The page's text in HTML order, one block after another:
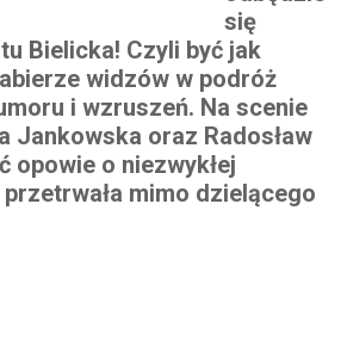
się
Bielicka! Czyli być jak
widzów w podróż
i wzruszeń. Na scenie
Jankowska oraz Radosław
opowie o niezwykłej
mimo dzielącego